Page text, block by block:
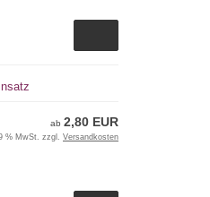
ab 2,80 EUR
% MwSt. zzgl. Versandkosten